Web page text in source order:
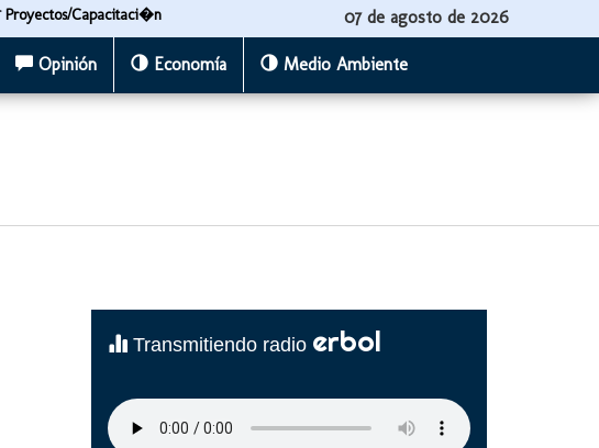
Proyectos/Capacitaci�n 07 de agosto de 2026
Opinión Economía Medio Ambiente
Transmitiendo radio erbol